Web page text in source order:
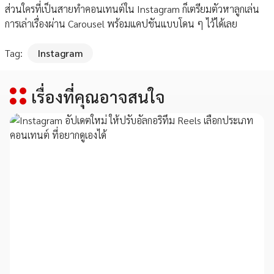
ส่วนใครที่เป็นสายทำคอนเทนต์ใน Instagram ก็เตรียมตัวหาลูกเล่น
การเล่าเรื่องผ่าน Carousel พร้อมแคปชันแบบโดน ๆ ไว้ได้เลย
Tag: Instagram
เรื่องที่คุณอาจสนใจ